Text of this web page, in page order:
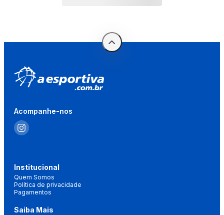
Acompanhe-nos
Institucional
Quem Somos
Política de privacidade
Pagamentos
Saiba Mais